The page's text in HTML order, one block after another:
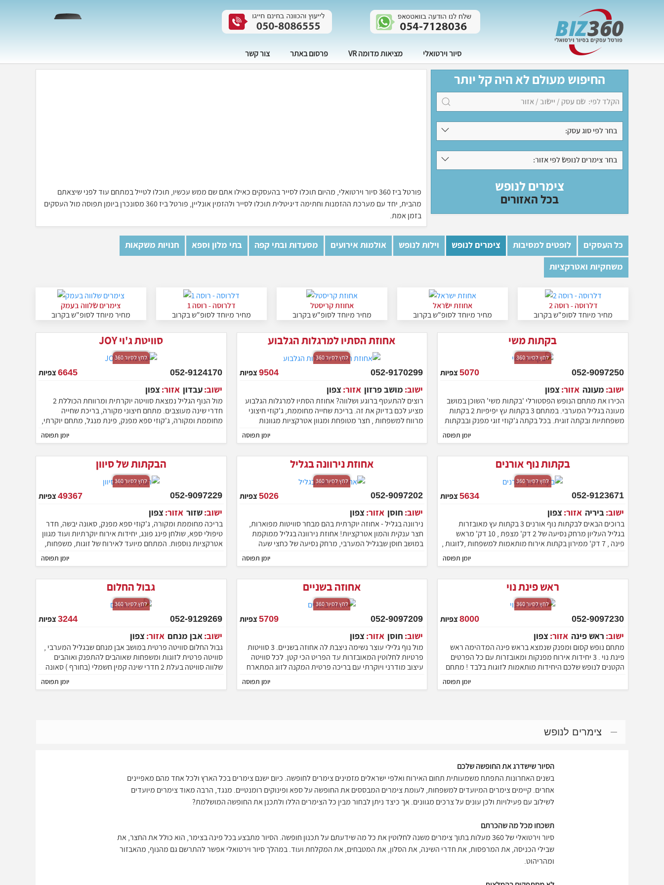
סיור וירטואלי מציאות מדומה VR פרסום באתר צור קשר
פורטל ביז 360 סיור וירטואלי, מהיום תוכלו לסייר בהעסקים כאילו אתם שם ממש עכשיו, תוכלו לטייל במתחם עוד לפני שיצאתם
מהבית, יחד עם מערכת ההזמנות וחתימה דיגיטלית תוכלו לסייר ולהזמין אונליין, פורטל ביז 360 מסונכרן ביומן תפוסה מול העסקים
בזמן אמת.
החיפוש מעולם לא היה קל יותר
בחר לפי סוג עסק:
בחר צימרים לנופש לפי אזור:
צימרים לנופש
בכל האזורים
כל העסקים לופטים למסיבות צימרים לנופש וילות לנופש אולמות אירועים מסעדות ובתי קפה בתי מלון וספא
חנויות משקאות
משחקיות ואטרקציות
צימרים שלווה בעמק
מחיר מיוחד לסופ"ש בקרוב
דלרוסה - רוסה 1
מחיר מיוחד לסופ"ש בקרוב
אחוזת קריסטל
מחיר מיוחד לסופ"ש בקרוב
אחוזת ישראל
מחיר מיוחד לסופ"ש בקרוב
דלרוסה - רוסה 2
מחיר מיוחד לסופ"ש בקרוב
סוויטת ג'וי JOY
לחץ לסיור 360
052-9124170
6645צפיות
ישוב:עבדון אזור:צפון
מול הנוף הגליל נמצאת סוויטה יוקרתית ומרווחת הכוללת 2
חדרי שינה מעוצבים. מתחם חיצוני מקורה, בריכת שחייה
מחוממת ומקורה, ג'קוזי ספא מפנק, פינת מנגל, מתחם יוקרתי,
המרהיב מותאם לאירוח של זוגות, משפחות וקבוצות עד כ-10יומן תפוסה
אחוזת הסתיו למרגלות הגלבוע
לחץ לסיור 360
052-9170299
9504צפיות
ישוב:מושב פרזון אזור:צפון
רוצים להתעטף ברוגע ושלווה? אחוזת הסתיו למרגלות הגלבוע
מציע לכם בדיוק את זה. בריכת שחייה מחוממת, ג'קוזי חיצוני
מרווח למשפחות , חצר מטופחת ומגוון אטרקציות מגוונות
יומן תפוסה
בקתות משי
לחץ לסיור 360
052-9097250
5070צפיות
ישוב:מעונה אזור:צפון
הכירו את מתחם הנופש הפסטורלי 'בקתות משי' השוכן במושב
מעונה בגליל המערבי. במתחם 3 בקתות עץ יפיפיות 2 בקתות
משפחתיות ובקתה זוגית. בכל בקתה ג'קוזי זוגי מפנק ובבקתות
בריכת שחיה, ג'קוזי ספא, סאונה ועוד. מחכים לארח אתכם
יומן תפוסה
הבקתות של סיוון
לחץ לסיור 360
052-9097229
49367 צפיות
ישוב:שזור אזור:צפון
בריכה מחוממת ומקורה, ג'קוזי ספא מפנק, סאונה יבשה, חדר
טיפולי ספא, שולחן פינג פונג, יחידות אירוח יוקרתיות ועוד מגוון
אטרקציות נוספות. המתחם מיועד לאירוח של זוגות, משפחות,
יומן תפוסה
אחוזת נירוונה בגליל
לחץ לסיור 360
052-9097202
5026 צפיות
ישוב:חוסן אזור:צפון
נירוונה בגליל - אחוזה יוקרתית בהם מבחר סוויטות מפוארות,
חצר ענקית והמון אטרקציות! אחוזת נירוונה בגליל ממוקמת
במושב חוסן שבגליל המערבי, מרחק נסיעה של כחצי שעה
יומן תפוסה
בקתות נוף אורנים
לחץ לסיור 360
052-9123671
5634 צפיות
ישוב:ביריה אזור:צפון
ברוכים הבאים לבקתות נוף אורנים 3 בקתות עץ מאובזרות
בגליל העליון מרחק נסיעה של 2 דק' מצפת , 10 דק' מראש
פינה , 7 דק' ממירון בקתות אירוח מותאמות למשפחות ,לזוגות ,
יומן תפוסה
גבול החלום
לחץ לסיור 360
052-9129269
3244 צפיות
ישוב:אבן מנחם אזור:צפון
גבול החלום סוויטה פרטית במושב אבן מנחם שבגליל המערבי ,
סוויטה פרטית לזוגות ומשפחות שאוהבים להתפנק ואוהבים
שלווה סוויטה בעלת 2 חדרי שינה קמין חשמלי (בחורף ) סאונה
פרטית , גקו'יזי ספא זוגי , בריכה פרטית , עמדת מנגל BBQ
ועוד פינוקים ללא הפסקה ניתן לארח בסוויטה עד 5 נופשים
יומן תפוסה
אחוזה בשניים
לחץ לסיור 360
052-9097209
5709 צפיות
ישוב:חוסן אזור:צפון
מול נוף גלילי עוצר נשימה ניצבת לה אחוזה בשניים. 3 סוויטות
פרטיות לחלוטין המאובזרות עד הפריט הכי קטן. לכל סוויטה
עיצוב מודרני ויוקרתי עם בריכה פרטית המקנה לזוג המתארח
אינטימיות ופרטיות מוחלטת. אז אל תתלבטו ותרשו לעצמכם
להתפנק בחופשה בלתי נשכחת שתשאיר לכם טעם של עוד...
יומן תפוסה
ראש פינת נוי
לחץ לסיור 360
052-9097230
8000 צפיות
ישוב:ראש פינה אזור:צפון
מתחם נופש קסום ומפנק שנמצא בראש פינה המדהימה ראש
פינת נוי . 3 יחידות אירוח מפנקות ומאובזרות עם כל הפרטים
הקטנים לנופש שלכם היחידות מותאמות לזוגות בלבד ! מתחם
הנופש משקיף על נופים יפייפים של כנרת ורמת הגולן באזור
קיים מסעדות משובחות רבות, אטרקציות ומסלולי טיול.יומן תפוסה
צימרים לנופש
בשנים האחרונות התפתח משמעותית תחום האירוח ואלפי ישראלים מזמינים צימרים לחופשה. כיום ישנם צימרים בכל הארץ ולכל אחד מהם מאפיינים
אחרים. קיימים צימרים המיועדים למשפחות, לעומת צימרים המבססים את החופשה על ספא ופינוקים רומנטיים. מנגד, הרבה מאוד צימרים מיועדים
לשילוב עם פעילויות ולכן עונים על צרכים מגוונים. אך כיצד ניתן לבחור מבין כל הצימרים הללו ולתכנן את החופשה המושלמת?